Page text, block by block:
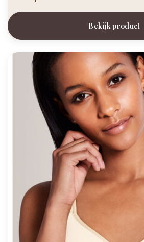
Bekijk product